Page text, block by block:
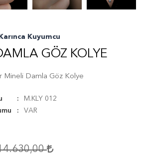
Karınca Kuyumcu
GÖZ KOLYE
Mineli Damla Göz Kolye
M.KLY 012
VAR